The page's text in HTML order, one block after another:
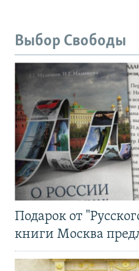
Выбор Свободы
Подарок от
книги Москва